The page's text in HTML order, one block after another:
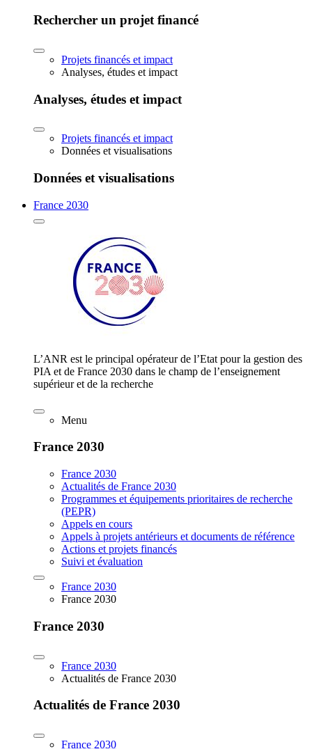
Rechercher un projet financé
Projets financés et impact
Analyses, études et impact
Analyses, études et impact
Projets financés et impact
Données et visualisations
Données et visualisations
France 2030
L’ANR est le principal opérateur de l’Etat pour la gestion des
PIA et de France 2030 dans le champ de l’enseignement
supérieur et de la recherche
Menu
France 2030
France 2030
Actualités de France 2030
Programmes et équipements prioritaires de recherche
(PEPR)
Appels en cours
Appels à projets antérieurs et documents de référence
Actions et projets financés
Suivi et évaluation
France 2030
France 2030
France 2030
France 2030
Actualités de France 2030
Actualités de France 2030
France 2030